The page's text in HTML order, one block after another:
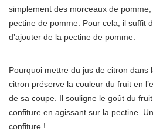
simplement des morceaux de
pectine de pomme. Pour cela, il suffit
d’ajouter de la pectine de pomme.
Pourquoi mettre du jus de citron dans
citron préserve la couleur du fruit en
de sa coupe. Il souligne le goût du
confiture en agissant sur la pectine.
confiture !